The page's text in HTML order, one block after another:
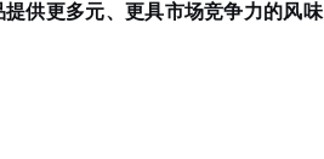
供更多元、更具市场竞争力的风味